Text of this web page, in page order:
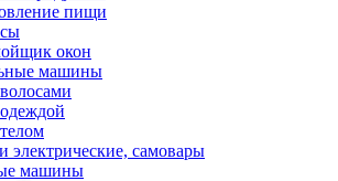
пищи
окон
машины
электрические, самовары
машины